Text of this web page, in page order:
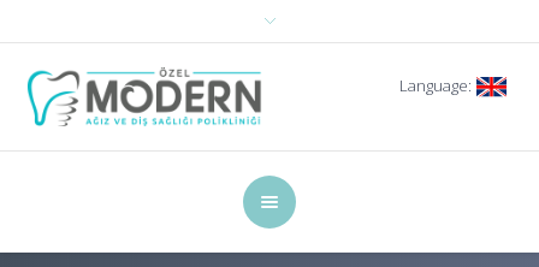
Language: